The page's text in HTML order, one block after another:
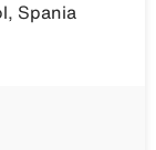
Spania